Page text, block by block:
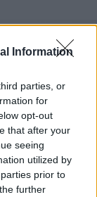
Information
parties, or
for
opt-out
that after your
seeing
utilized by
prior to
further